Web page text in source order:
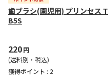
歯ブラシ(園児用) プリンセス T
B5S
220円
(送料別・税込)
獲得ポイント : 2